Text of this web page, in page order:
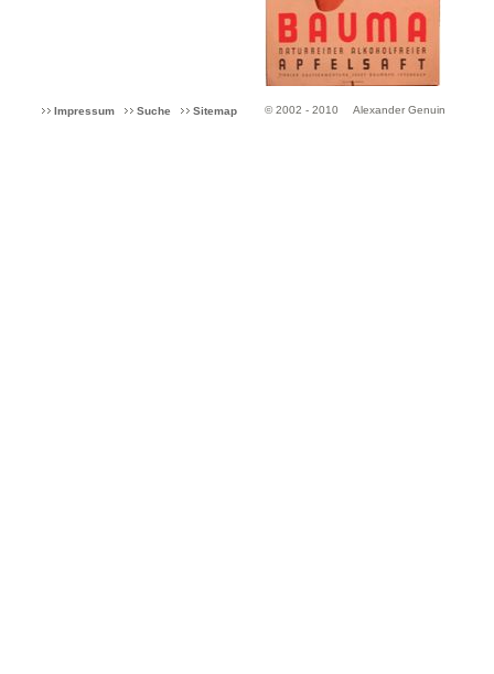
Impressum Suche Sitemap © 2002 - 2010 Alexander Genuin